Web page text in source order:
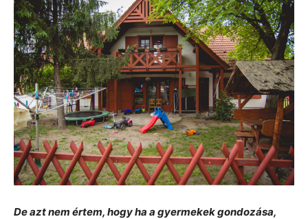
De azt nem értem, hogy ha a gyermekek gondozása,